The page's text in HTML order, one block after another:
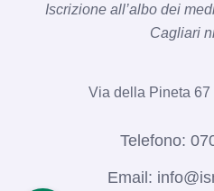
Iscrizione all’albo dei
Cagliari
Via della Pineta
Telefono:
Email: